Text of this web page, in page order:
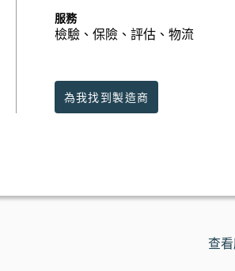
服務
檢驗、保險、評估、物流
為我找到製造商
查